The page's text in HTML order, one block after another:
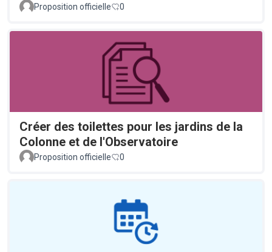
Proposition officielle 0
Créer des toilettes pour les jardins de la
Colonne et de l'Observatoire
Proposition officielle 0